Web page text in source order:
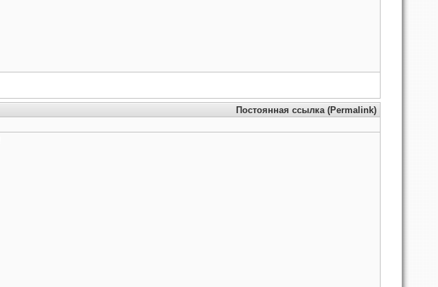
Постоянная ссылка (Permalink)